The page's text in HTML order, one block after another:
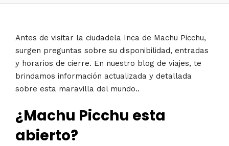
Antes de visitar la ciudadela Inca de Machu Picchu,
surgen preguntas sobre su disponibilidad, entradas
y horarios de cierre. En nuestro blog de viajes, te
brindamos información actualizada y detallada
sobre esta maravilla del mundo..
¿Machu Picchu esta
abierto?